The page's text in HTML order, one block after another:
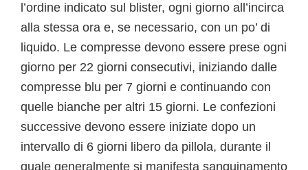
l’ordine indicato sul blister, ogni giorno all’incirca
alla stessa ora e, se necessario, con un po’ di
liquido. Le compresse devono essere prese ogni
giorno per 22 giorni consecutivi, iniziando dalle
compresse blu per 7 giorni e continuando con
quelle bianche per altri 15 giorni. Le confezioni
successive devono essere iniziate dopo un
intervallo di 6 giorni libero da pillola, durante il
quale generalmente si manifesta sanguinamento